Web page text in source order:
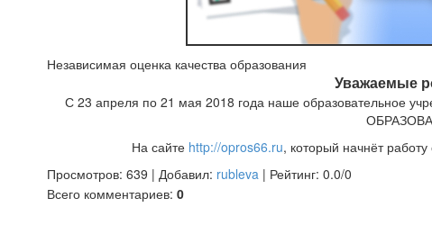
Независимая оценка качества образования
Уважаемые
С 23 апреля по 21 мая 2018 года наше
На сайте http://opros66.ru, который начнёт
Просмотров: 639 | Добавил: rubleva | Рейтинг: 0.0/0
Всего комментариев: 0